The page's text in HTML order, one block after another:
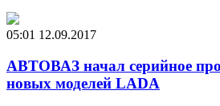
05:01 12.09.2017
АВТОВАЗ начал серийное
новых моделей LADA